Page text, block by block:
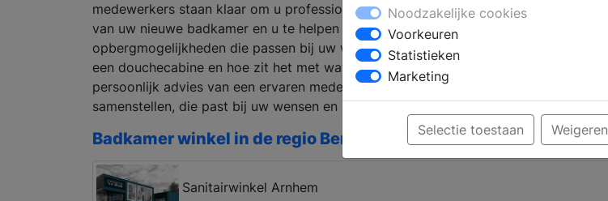
medewerkers staan klaar om u professioneel advies te geven bij het samenstellen
van uw nieuwe badkamer en u te helpen bij de keuze voor badkamermeubels met
opbergmogelijkheden die passen bij uw wensen. Kiest u voor een inloopdouche of
een douchecabine en hoe zit het met waterbesparende kranen en douches? Met
persoonlijk advies van een ervaren medewerker kunt u een complete badkamer
samenstellen, die past bij uw wensen en budget.
Badkamer winkel in de regio Bennekom
Sanitairwinkel Arnhem
Noodzakelijke cookies
Voorkeuren
Statistieken
Marketing
Selectie toestaan Weigeren